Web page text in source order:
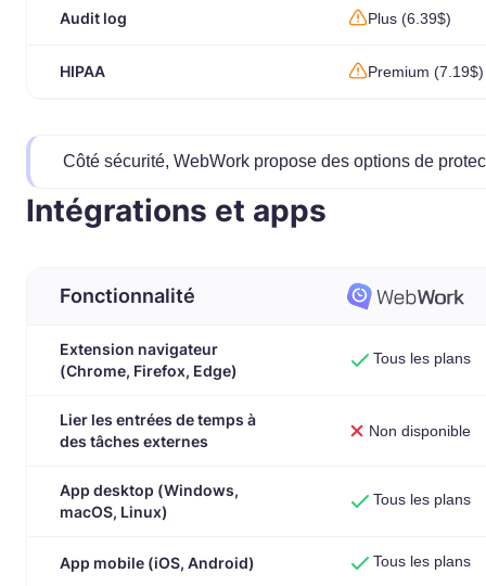
Audit log Plus (6.39$)
HIPAA Premium (7.19$)
Côté sécurité, WebWork propose des options de
Intégrations et apps
Fonctionnalité
Extension navigateur
(Chrome, Firefox, Edge)
Tous les plans
Lier les entrées de temps à
des tâches externes
Non disponible
App desktop (Windows,
macOS, Linux)
Tous les plans
App mobile (iOS, Android) Tous les plans